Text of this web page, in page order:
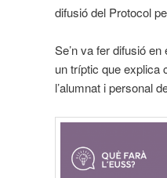
difusió del Protocol
Se’n va fer difusió
un tríptic que explica
l’alumnat i personal